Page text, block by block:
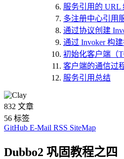
服务引用的 URL
多注册中心引用
通过协议创建
通过 Invoker 构
初始化客户端（
客户端的通信过
服务引用总结
832 文章
56 标签
GitHub E-Mail RSS SiteMap
Dubbo2 巩固教程之四